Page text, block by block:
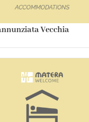
Vecchia